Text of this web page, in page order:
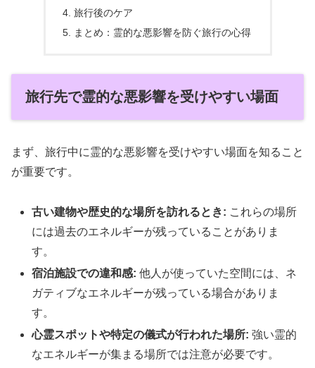
旅行後のケア
まとめ：霊的な悪影響を防ぐ旅行の心得
旅行先で霊的な悪影響を受けやすい場面
まず、旅行中に霊的な悪影響を受けやすい場面を知ること
が重要です。
古い建物や歴史的な場所を訪れるとき: これらの場所
には過去のエネルギーが残っていることがありま
す。
宿泊施設での違和感: 他人が使っていた空間には、ネ
ガティブなエネルギーが残っている場合がありま
す。
心霊スポットや特定の儀式が行われた場所: 強い霊的
なエネルギーが集まる場所では注意が必要です。